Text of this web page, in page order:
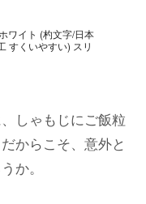
ワイト (杓文字/日本
すくいやすい) スリ
しゃもじにご飯粒
からこそ、意外と
か。